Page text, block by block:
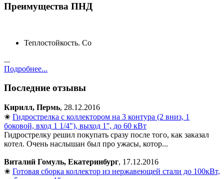
Преимущества ПНД
Теплостойкость. Со
...
Подробнее...
Последние отзывы
Кирилл, Пермь, 28.12.2016
✬ Гидрострелка с коллектором на 3 контура (2 вниз, 1
боковой, вход 1 1/4"), выход 1'', до 60 кВт
Гидрострелку решил покупать сразу после того, как заказал
котел. Очень наслышан был про ужасы, котор...
Виталий Гомуль, Екатеринбург, 17.12.2016
✬ Готовая сборка коллектор из нержавеющей стали до 100кВт,